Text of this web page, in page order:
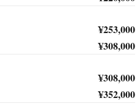
¥253,000
¥308,000
¥308,000
¥352,000